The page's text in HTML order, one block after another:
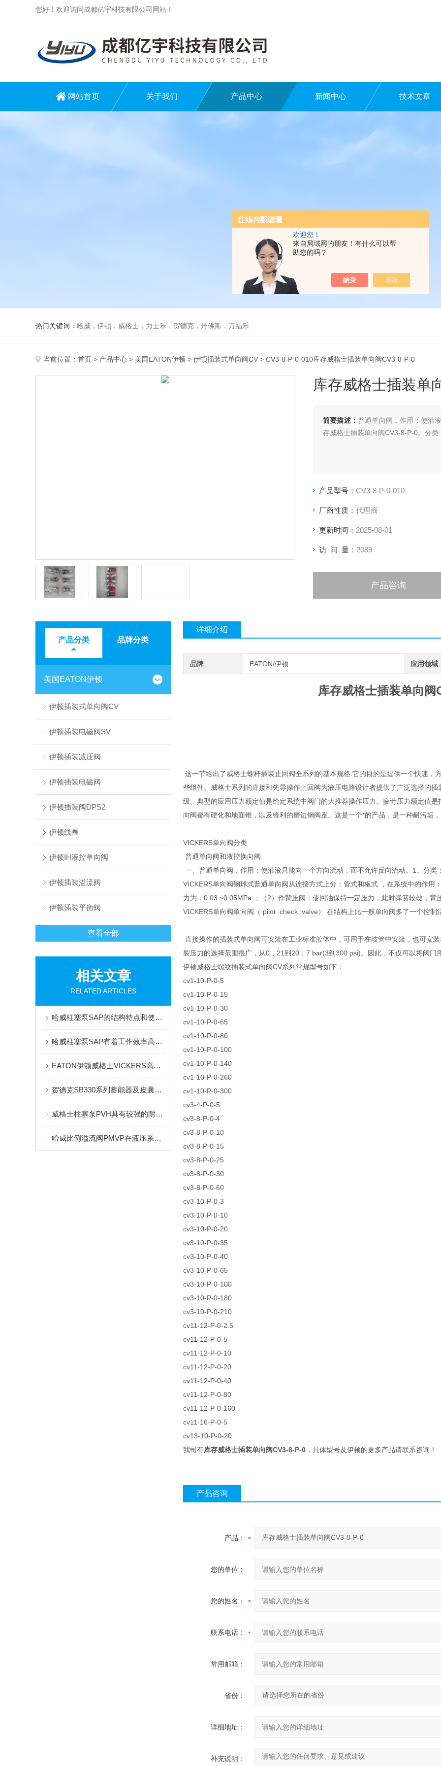
欢迎您！
来自局域网的朋友！有什么可以帮
助您的吗？
您好！欢迎访问成都亿宇科技有限公司网站！
网站首页 关于我们 产品中心 新闻中心 技术文章
热门关键词： 哈威，伊顿，威格士，力士乐，贺德克，丹佛斯，万福乐...
当前位置： 首页 > 产品中心 > 美国EATON伊顿 > 伊顿插装式单向阀CV > CV3-8-P-0-010库存威格士插装单向阀CV3-8-P-0
库存威格士插装单
简要描述： 普通单向阀，作用：使油
存威格士插装单向阀CV3-8-P-0。分
产品型号： CV3-8-P-0-010
厂商性质： 代理商
更新时间： 2025-08-01
访 问 量： 2089
产品咨询
产品分类 品牌分类
美国EATON伊顿
伊顿插装式单向阀CV
伊顿插装电磁阀SV
伊顿插装减压阀
伊顿插装电磁阀
伊顿插装阀DPS2
伊顿线圈
伊顿IH液控单向阀
伊顿插装溢流阀
伊顿插装平衡阀
查看全部
相关文章
RELATED ARTICLES
哈威柱塞泵SAP的结构特点和使用维护方式
哈威柱塞泵SAP有着工作效率高，运行流畅的优势
EATON伊顿威格士VICKERS高压比利柱塞泵PVXS工作原理
贺德克SB330系列蓄能器及皮囊的作用及应用概述
威格士柱塞泵PVH具有较强的耐磨性和抗压能力
哈威比例溢流阀PMVP在液压系统中发挥的作用
详细介绍
品牌 EATON/伊顿 应用领域
库存威格士插装单向阀
这一节给出了威格士螺杆插装止回阀全系列的基本规格.它的目的是提供一个快速，
些组件。威格士系列的直接和先导操作止回阀为液压电路设计者提供了广泛选择的
级。典型的应用压力额定值是给定系统中阀门的大推荐操作压力。疲劳压力额定值
向阀都有硬化和地面锥，以及锋利的磨边钢阀座。这是一个*的产品，是一种耐污垢
VICKERS单向阀分类
普通单向阀和液控换向阀
一、普通单向阀，作用：使油液只能向一个方向流动，而不允许反向流动。1、分类
VICKERS单向阀钢球式普通单向阀从连接方式上分：管式和板式 ，在系统中的作
力为：0.03 ~0.05MPa ；（2）作背压阀：使回油保持一定压力，此时弹簧较硬，
VICKERS单向阀单向阀（ pilot check valve） 在结构上比一般单向阀多了一个控制
直接操作的插装式单向阀可安装在工业标准腔体中，可用于在歧管中安装，也可安
裂压力的选择范围很广，从0，21到20，7 bar(3到300 psi)。因此，不仅可以将阀
伊顿威格士螺纹插装式单向阀CV系列常规型号如下：
cv1-10-P-0-5
cv1-10-P-0-15
cv1-10-P-0-30
cv1-10-P-0-65
cv1-10-P-0-80
cv1-10-P-0-100
cv1-10-P-0-140
cv1-10-P-0-260
cv1-10-P-0-300
cv3-4-P-0-5
cv3-8-P-0-4
cv3-8-P-0-10
cv3-8-P-0-15
cv3-8-P-0-25
cv3-8-P-0-30
cv3-8-P-0-60
cv3-10-P-0-3
cv3-10-P-0-10
cv3-10-P-0-20
cv3-10-P-0-35
cv3-10-P-0-40
cv3-10-P-0-65
cv3-10-P-0-100
cv3-10-P-0-180
cv3-10-P-0-210
cv11-12-P-0-2.5
cv11-12-P-0-5
cv11-12-P-0-10
cv11-12-P-0-20
cv11-12-P-0-40
cv11-12-P-0-80
cv11-12-P-0-160
cv11-16-P-0-5
cv13-10-P-0-20
我司有库存威格士插装单向阀CV3-8-P-0 ，具体型号及伊顿的更多产品请联系咨询！
产品咨询
产品：
您的单位：
您的姓名：
联系电话：
常用邮箱：
省份：
详细地址：
补充说明：